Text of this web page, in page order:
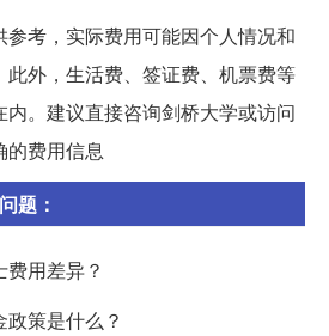
考，实际费用可能因个人情况和
外，生活费、签证费、机票费等
。建议直接咨询剑桥大学或访问
的费用信息
题：
用差异？
策是什么？